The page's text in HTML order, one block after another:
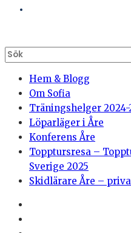
Hem & Blogg
Om Sofia
Träningshelger 2024-
Löparläger i Åre
Konferens Åre
Topptursresa –
Sverige 2025
Skidlärare Åre –